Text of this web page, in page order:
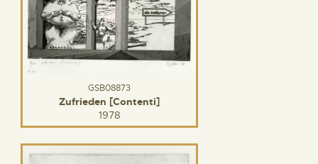
GSB08873
Zufrieden [Contenti]
1978